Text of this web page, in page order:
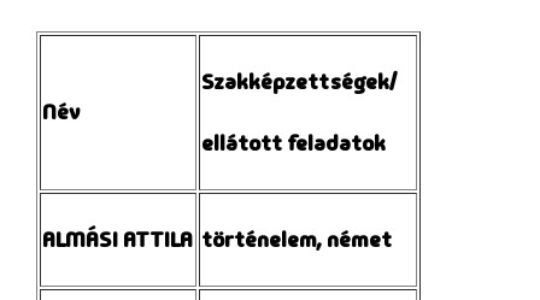
Név
Szakképzettségek/
ellátott feladatok
ALMÁSI ATTILA történelem, német